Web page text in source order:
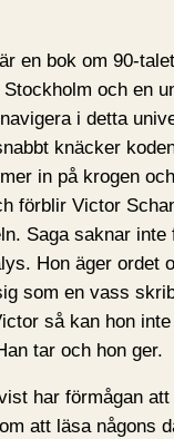
en bok om 90-
och en
i detta
knäcker
in på krogen
förblir Victor
Saga saknar inte
Hon äger ordet
som en vass
så kan hon
tar och hon ger.
har förmågan
att läsa någons